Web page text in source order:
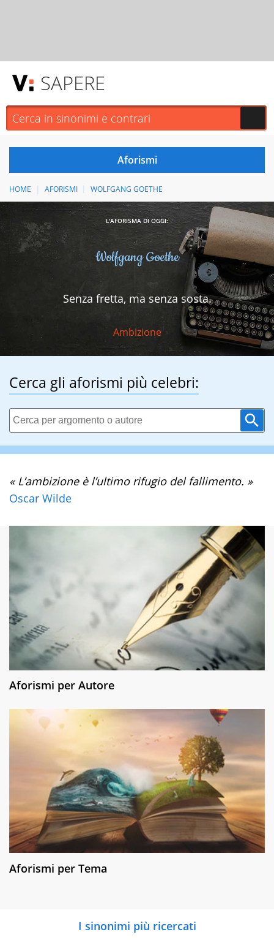
SAPERE
HOME AFORISMI WOLFGANG GOETHE
L'AFORISMA DI OGGI:
Wolfgang Goethe
Senza fretta, ma senza sosta.
Ambizione
Cerca gli aforismi più celebri:
« L’ambizione è l’ultimo rifugio del fallimento. »
Oscar Wilde
Aforismi per Autore
Aforismi per Tema
I sinonimi più ricercati